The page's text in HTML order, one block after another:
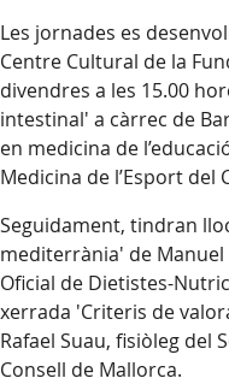
Les jornades es
Centre Cultural de la
divendres a les 15.00
intestinal' a càrrec de
en medicina de
Medicina de l’Esport del
Seguidament, tindran
mediterrània' de Manuel
Oficial de Dietistes-
xerrada 'Criteris de
Rafael Suau, fisiòleg del
Consell de Mallorca.